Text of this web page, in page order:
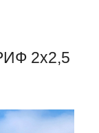
2х2,5